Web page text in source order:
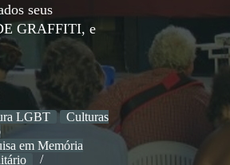
seus
GRAFFITI, e
LGBT
Culturas
em Memória